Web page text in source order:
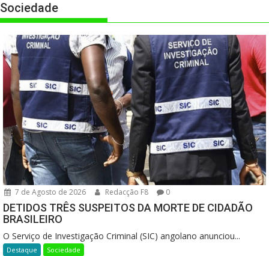
Sociedade
7 de Agosto de 2026 Redacção F8 0
DETIDOS TRÊS SUSPEITOS DA MORTE DE CIDADÃO
BRASILEIRO
O Serviço de Investigação Criminal (SIC) angolano anunciou...
Destaque Sociedade